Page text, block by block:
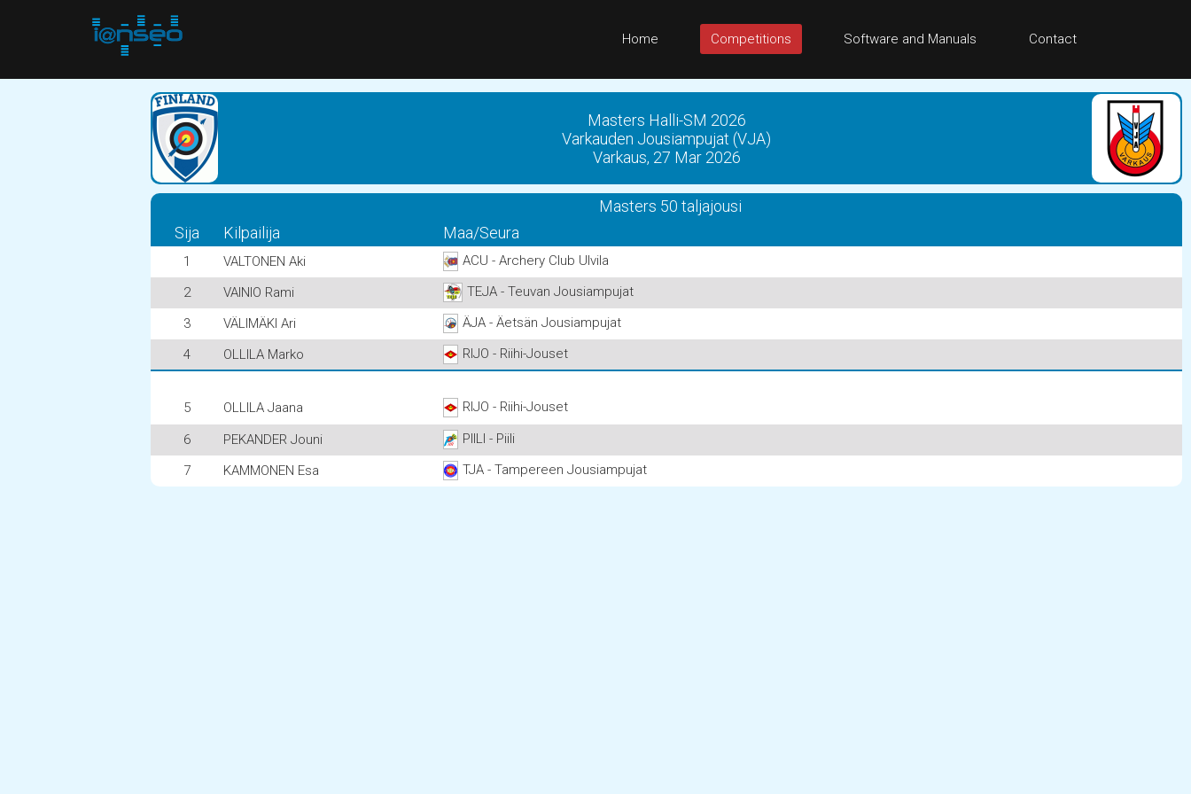
Home Competitions Software and Manuals Contact
Masters Halli-SM 2026
Varkauden Jousiampujat (VJA)
Varkaus, 27 Mar 2026
Masters 50 taljajousi
Sija
Kilpailija Maa/Seura
1 VALTONEN Aki ACU - Archery Club Ulvila
2 VAINIO Rami TEJA - Teuvan Jousiampujat
3 VÄLIMÄKI Ari ÄJA - Äetsän Jousiampujat
4 OLLILA Marko RIJO - Riihi-Jouset
5 OLLILA Jaana RIJO - Riihi-Jouset
6 PEKANDER Jouni PIILI - Piili
7 KAMMONEN Esa TJA - Tampereen Jousiampujat